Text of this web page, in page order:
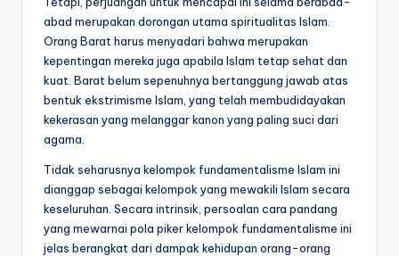
abad merupakan dorongan utama spiritualitas Islam.
Orang Barat harus menyadari bahwa merupakan
kepentingan mereka juga apabila Islam tetap sehat dan
kuat. Barat belum sepenuhnya bertanggung jawab atas
bentuk ekstrimisme Islam, yang telah membudidayakan
kekerasan yang melanggar kanon yang paling suci dari
agama.
Tidak seharusnya kelompok fundamentalisme Islam ini
dianggap sebagai kelompok yang mewakili Islam secara
keseluruhan. Secara intrinsik, persoalan cara pandang
yang mewarnai pola piker kelompok fundamentalisme ini
jelas berangkat dari dampak kehidupan orang-orang